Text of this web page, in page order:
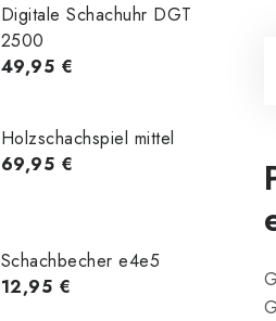
Digitale Schachuhr DGT
2500
49,95 €
Holzschachspiel mittel
69,95 €
Schachbecher e4e5
12,95 €